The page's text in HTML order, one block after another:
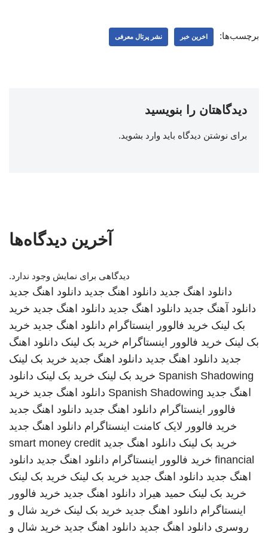
برچسب‌ها: اخرین خبر نشر پرتال معرفی
دیدگاهتان را بنویسید
برای نوشتن دیدگاه باید وارد بشوید.
آخرین دیدگاه‌ها
دیدگاهی برای نمایش وجود ندارد.
دانلود اهنگ جدید دانلود اهنگ جدید دانلود اهنگ جدید
دانلود آهنگ جدید دانلود اهنگ جدید دانلود اهنگ جدید خرید
بک لینک خرید فالوور اینستاگرام دانلود اهنگ جدید خرید
بک لینک خرید فالوور اینستاگرام خرید بک لینک دانلود اهنگ
جدید دانلود اهنگ جدید دانلود اهنگ جدید خرید بک لینک
Spanish Shadowing خرید بک لینک خرید بک لینک دانلود
اهنگ جدید Spanish Shadowing دانلود اهنگ جدید خرید
فالوور اینستاگرام دانلود اهنگ جدید دانلود اهنگ جدید
خرید فالوور لایک کامنت اینستاگرام دانلود اهنگ جدید
خرید بک لینک دانلود اهنگ جدید smart money credit
financial خرید فالوور اینستاگرام دانلود اهنگ جدید دانلود
اهنگ جدید دانلود اهنگ جدید خرید بک لینک خرید بک لینک
خرید بک لینک حمید هیراد دانلود اهنگ جدید خرید فالوور
اینستاگرام دانلود اهنگ جدید خرید بک لینک خرید شال و
روسری دانلود اهنگ جدید دانلود اهنگ جدید خرید شال و